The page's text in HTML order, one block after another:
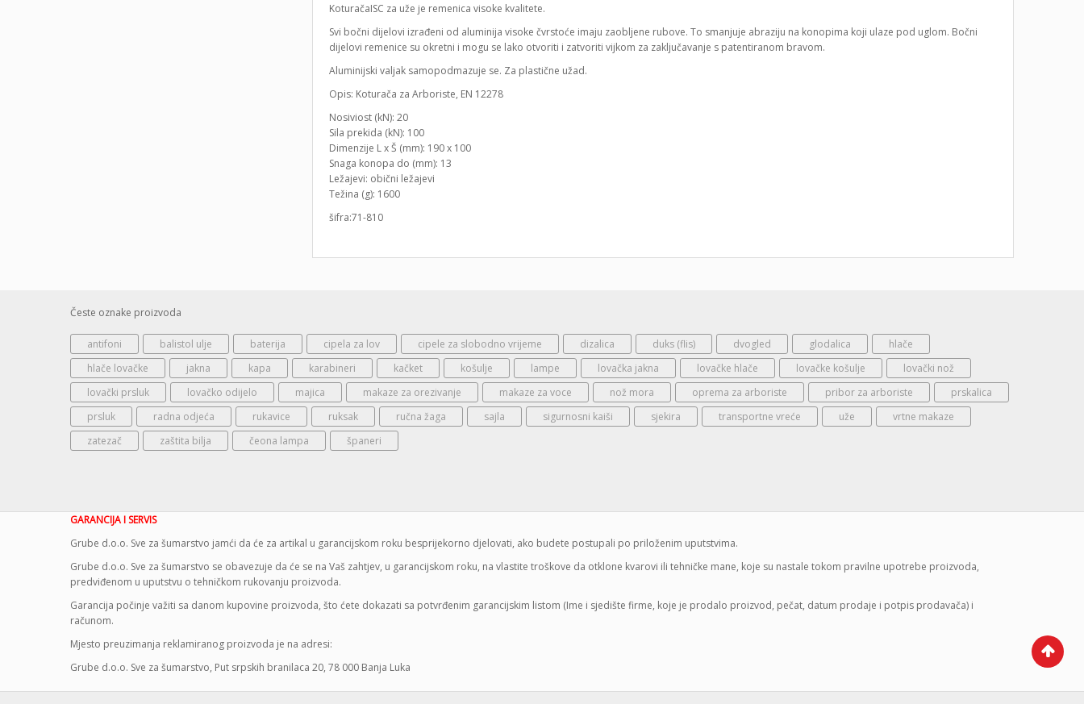
KoturačaISC za uže je remenica visoke kvalitete.
Svi bočni dijelovi izrađeni od aluminija visoke čvrstoće imaju zaobljene rubove. To smanjuje abraziju na konopima koji ulaze pod uglom. Bočni
dijelovi remenice su okretni i mogu se lako otvoriti i zatvoriti vijkom za zaključavanje s patentiranom bravom.
Aluminijski valjak samopodmazuje se. Za plastične užad.
Opis: Koturača za Arboriste, EN 12278
Nosiviost (kN): 20
Sila prekida (kN): 100
Dimenzije L x Š (mm): 190 x 100
Snaga konopa do (mm): 13
Ležajevi: obični ležajevi
Težina (g): 1600
šifra:71-810
Česte oznake proizvoda
antifoni balistol ulje baterija cipela za lov cipele za slobodno vrijeme dizalica duks (flis) dvogled glodalica
hlače
hlače lovačke
jakna kapa karabineri kačket košulje lampe lovačka jakna lovačke hlače lovačke košulje
lovački nož
lovački prsluk
lovačko odijelo majica makaze za orezivanje makaze za voce nož mora oprema za arboriste pribor za arboriste
prskalica
prsluk
radna odjeća rukavice ruksak ručna žaga sajla sigurnosni kaiši sjekira transportne vreće uže
vrtne makaze
zatezač
zaštita bilja čeona lampa španeri
GARANCIJA I SERVIS
Grube d.o.o. Sve za šumarstvo jamći da će za artikal u garancijskom roku besprijekorno djelovati, ako budete postupali po priloženim uputstvima.
Grube d.o.o. Sve za šumarstvo se obavezuje da će se na Vaš zahtjev, u garancijskom roku, na vlastite troškove da otklone kvarovi ili tehničke mane, koje su nastale tokom pravilne upotrebe proizvoda,
predviđenom u uputstvu o tehničkom rukovanju proizvoda.
Garancija počinje važiti sa danom kupovine proizvoda, što ćete dokazati sa potvrđenim garancijskim listom (Ime i sjedište firme, koje je prodalo proizvod, pečat, datum prodaje i potpis prodavača) i
računom.
Mjesto preuzimanja reklamiranog proizvoda je na adresi:
Grube d.o.o. Sve za šumarstvo, Put srpskih branilaca 20, 78 000 Banja Luka